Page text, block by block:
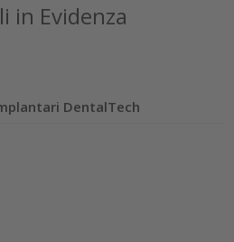
in Evidenza
DentalTech